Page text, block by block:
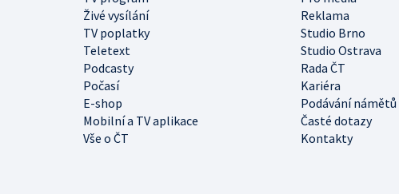
Živé vysílání
Reklama
TV poplatky
Studio Brno
Teletext
Studio Ostrava
Podcasty
Rada ČT
Počasí
Kariéra
E-shop
Podávání námětů
Mobilní a TV aplikace
Časté dotazy
Vše o ČT
Kontakty